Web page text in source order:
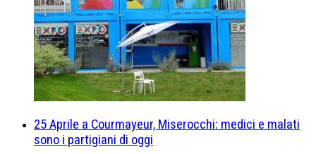
25 Aprile a Courmayeur, Miserocchi: medici e malati
sono i partigiani di oggi